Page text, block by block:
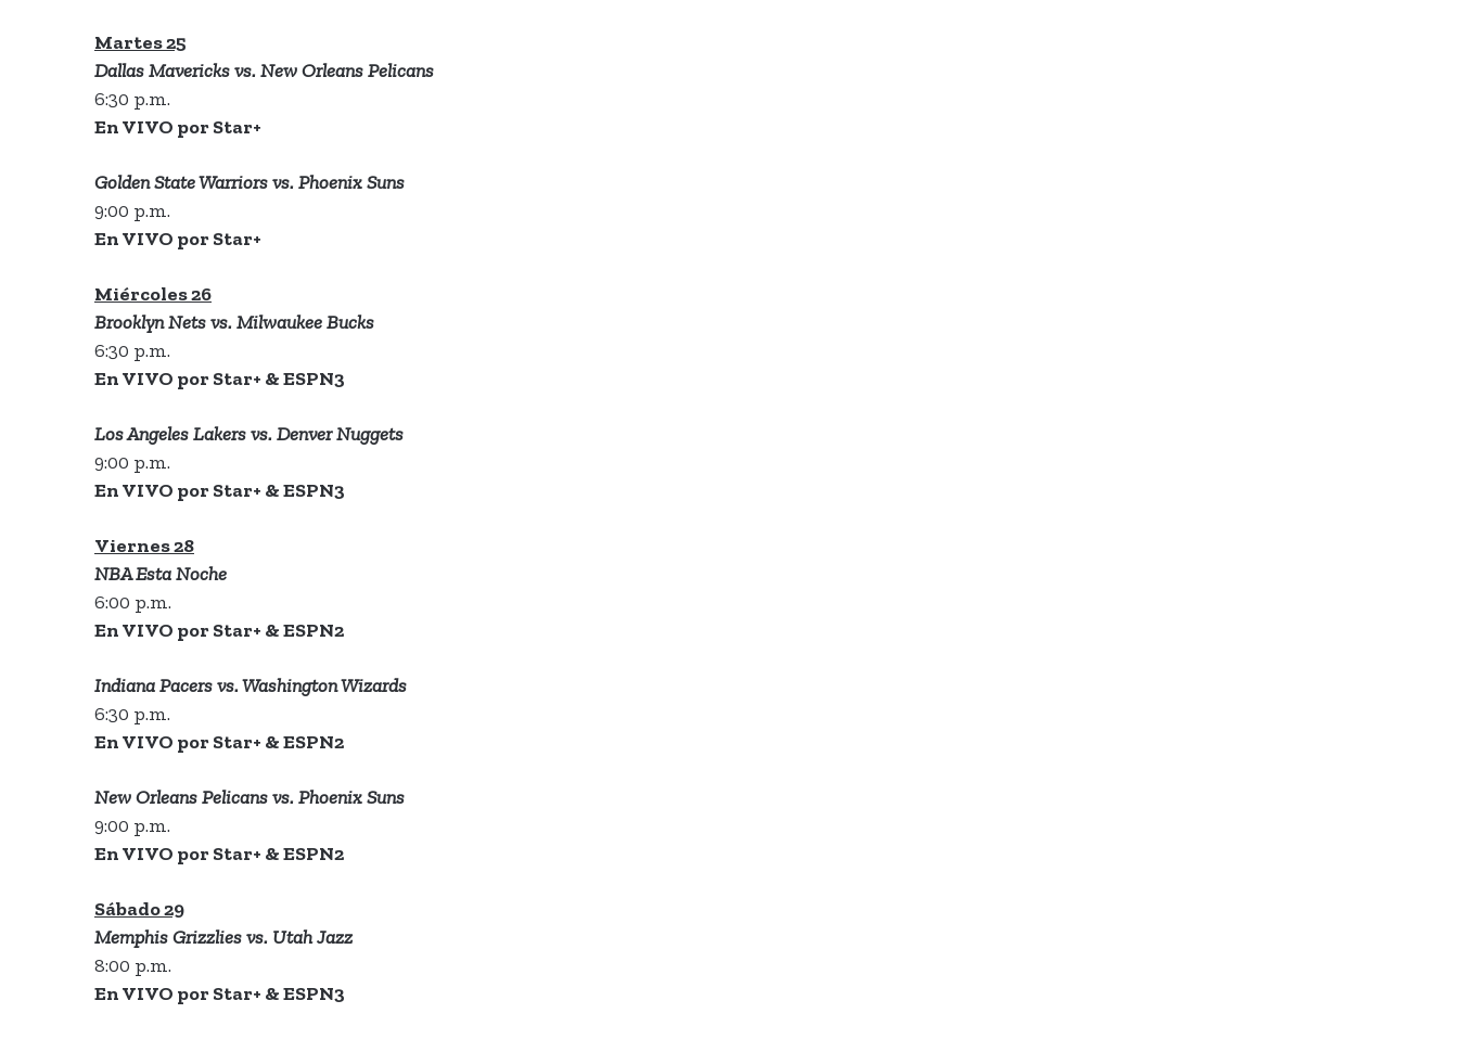
Martes 25
Dallas Mavericks vs. New Orleans Pelicans
6:30 p.m.
En VIVO por Star+
Golden State Warriors vs. Phoenix Suns
9:00 p.m.
En VIVO por Star+
Miércoles 26
Brooklyn Nets vs. Milwaukee Bucks
6:30 p.m.
En VIVO por Star+ & ESPN3
Los Angeles Lakers vs. Denver Nuggets
9:00 p.m.
En VIVO por Star+ & ESPN3
Viernes 28
NBA Esta Noche
6:00 p.m.
En VIVO por Star+ & ESPN2
Indiana Pacers vs. Washington Wizards
6:30 p.m.
En VIVO por Star+ & ESPN2
New Orleans Pelicans vs. Phoenix Suns
9:00 p.m.
En VIVO por Star+ & ESPN2
Sábado 29
Memphis Grizzlies vs. Utah Jazz
8:00 p.m.
En VIVO por Star+ & ESPN3